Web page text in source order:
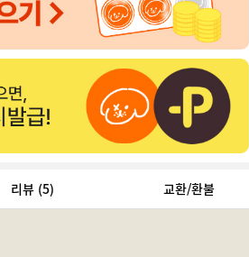
리뷰 (5) 교환/환불